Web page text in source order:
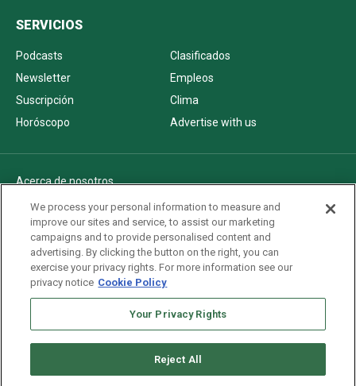
SERVICIOS
Podcasts
Clasificados
Newsletter
Empleos
Suscripción
Clima
Horóscopo
Advertise with us
Acerca de nosotros
Politica de privacidad
Pautas Editoriales
AdChoices
Advertise with us
Newsletters
We process your personal information to measure and
improve our sites and service, to assist our marketing
campaigns and to provide personalised content and
advertising. By clicking the button on the right, you can
exercise your privacy rights. For more information see our
privacy notice Cookie Policy
Your Privacy Rights
Reject All